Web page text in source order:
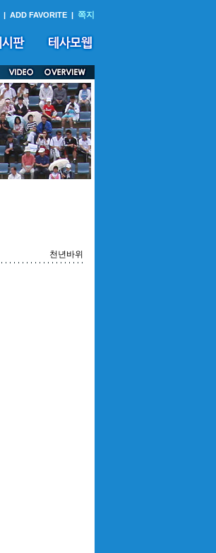
| ADD FAVORITE | 쪽지
천년바위